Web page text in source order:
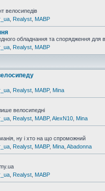
велосипедів
Realyst MABP
обладнання та спорядження для
Realyst MABP
Realyst MABP, Mina
велосипедні
Realyst MABP, AlexN10 Mina
ну і хто на що спроможний
Realyst MABP, Mina Abadonna
Realyst MABP